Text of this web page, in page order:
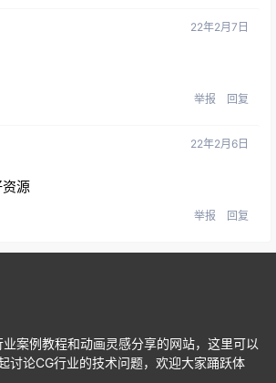
22年2月7日
举报 回复
22年2月6日
源
举报 回复
案例教程和动画灵感分享的网站，这里可以
讨论CG行业的技术问题，欢迎大家踊跃体